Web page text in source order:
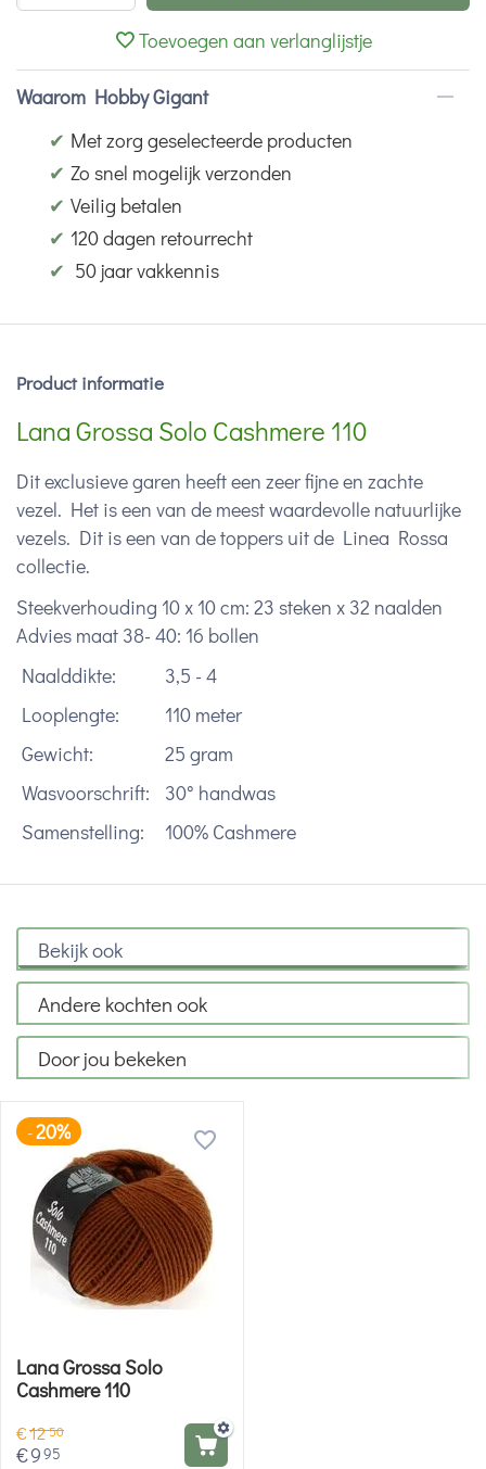
Toevoegen aan verlanglijstje
Waarom Hobby Gigant
✔ Met zorg geselecteerde producten
✔ Zo snel mogelijk verzonden
✔ Veilig betalen
✔ 120 dagen retourrecht
✔ 50 jaar vakkennis
Product informatie
Lana Grossa Solo Cashmere 110
Dit exclusieve garen heeft een zeer fijne en zachte
vezel. Het is een van de meest waardevolle natuurlijke
vezels. Dit is een van de toppers uit de Linea Rossa
collectie.
Steekverhouding 10 x 10 cm: 23 steken x 32 naalden
Advies maat 38- 40: 16 bollen
Naalddikte:
3,5 - 4
Looplengte:
110 meter
Gewicht:
25 gram
Wasvoorschrift:
30° handwas
Samenstelling:
100% Cashmere
Bekijk ook
Andere kochten ook
Door jou bekeken
-20%
Lana Grossa Solo
Cashmere 110
€1250
€995